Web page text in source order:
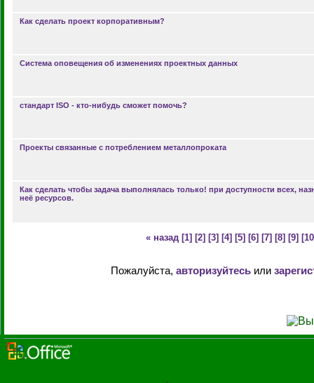
Как сделать проект корпоративным?
Система оповещения об изменениях проектных данных
стандарт ISO - кто-нибудь сможет помочь?
Проекты связанные с потреблением металлопроката
Как сделать чтобы задача выполнялась только! при доступности всех,
неё ресурсов.
« назад [1] [2] [3] [4] [5] [6] [7] [8] [9]
Пожалуйста, авторизуйтесьили